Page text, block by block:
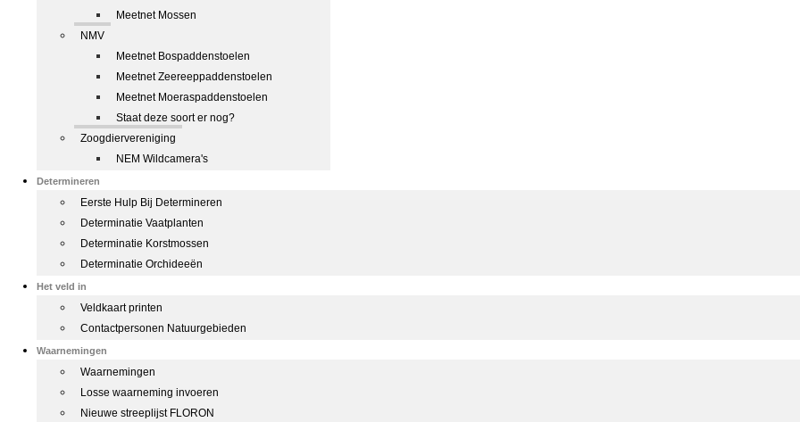
Meetnet Mossen
NMV
Meetnet Bospaddenstoelen
Meetnet Zeereeppaddenstoelen
Meetnet Moeraspaddenstoelen
Staat deze soort er nog?
Zoogdiervereniging
NEM Wildcamera's
Determineren
Eerste Hulp Bij Determineren
Determinatie Vaatplanten
Determinatie Korstmossen
Determinatie Orchideeën
Het veld in
Veldkaart printen
Contactpersonen Natuurgebieden
Waarnemingen
Waarnemingen
Losse waarneming invoeren
Nieuwe streeplijst FLORON